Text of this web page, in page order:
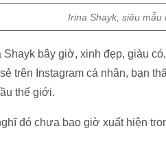
Irina Shayk, siêu
Shayk bây giờ, xinh đẹp, giàu
trên Instagram cá nhân, bạn
thế giới.
đó chưa bao giờ xuất hiện